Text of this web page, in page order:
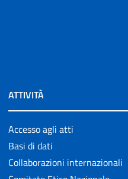
ATTIVITÀ
Accesso agli atti
Basi di dati
Collaborazioni internazionali